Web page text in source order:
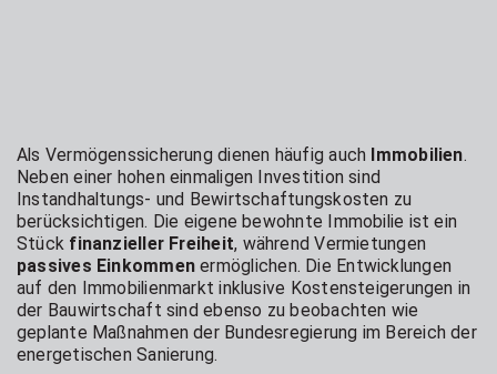
Als Vermögenssicherung dienen häufig auch Immobilien.
Neben einer hohen einmaligen Investition sind
Instandhaltungs- und Bewirtschaftungskosten zu
berücksichtigen. Die eigene bewohnte Immobilie ist ein
Stück finanzieller Freiheit, während Vermietungen
passives Einkommen ermöglichen. Die Entwicklungen
auf den Immobilienmarkt inklusive Kostensteigerungen in
der Bauwirtschaft sind ebenso zu beobachten wie
geplante Maßnahmen der Bundesregierung im Bereich der
energetischen Sanierung.